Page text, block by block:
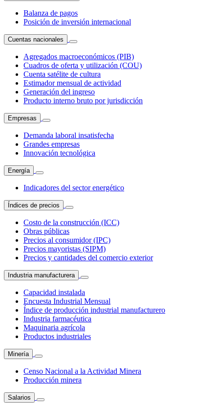
Balanza de pagos
Posición de inversión internacional
Cuentas nacionales
Agregados macroeconómicos (PIB)
Cuadros de oferta y utilización (COU)
Cuenta satélite de cultura
Estimador mensual de actividad
Generación del ingreso
Producto interno bruto por jurisdicción
Empresas
Demanda laboral insatisfecha
Grandes empresas
Innovación tecnológica
Energía
Indicadores del sector energético
Índices de precios
Costo de la construcción (ICC)
Obras públicas
Precios al consumidor (IPC)
Precios mayoristas (SIPM)
Precios y cantidades del comercio exterior
Industria manufacturera
Capacidad instalada
Encuesta Industrial Mensual
Índice de producción industrial manufacturero
Industria farmacéutica
Maquinaria agrícola
Productos industriales
Minería
Censo Nacional a la Actividad Minera
Producción minera
Salarios